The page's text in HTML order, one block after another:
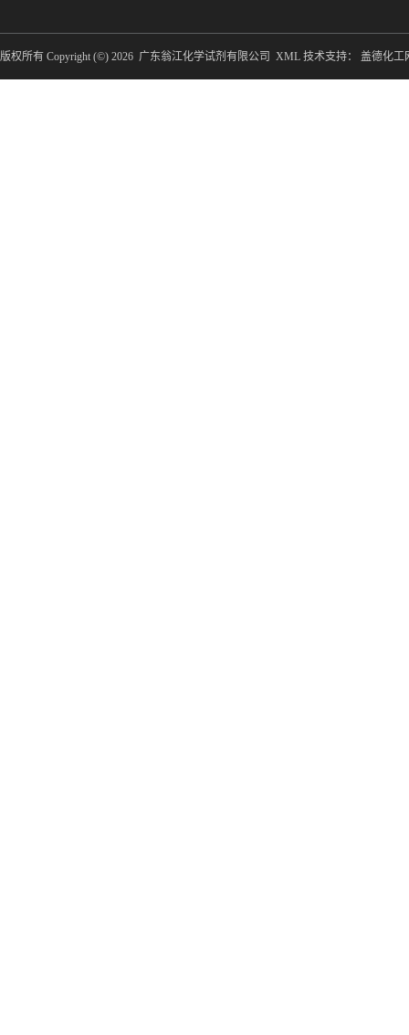
版权所有 Copyright (©) 2026 广东翁江化学试剂有限公司 XML 技术支持： 盖德化工